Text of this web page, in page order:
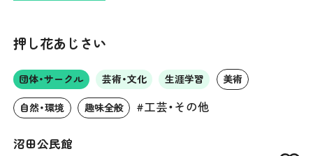
押し花あじさい
団体・サークル 芸術・文化 生涯学習 美術
自然・環境 趣味全般 #工芸・その他
沼田公民館